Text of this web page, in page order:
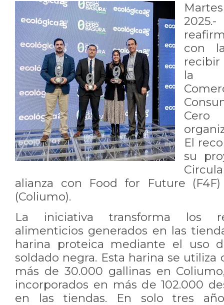
con
la
El
su
alianza con Food for Future
(Coliumo).
La iniciativa transforma los
alimenticios generados en las
harina proteica mediante el uso
soldado negra. Esta harina se
más de 30.000 gallinas en
incorporados en más de 102.000
en las tiendas. En solo tres